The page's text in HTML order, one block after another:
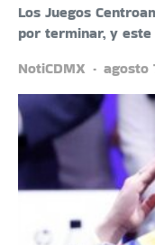
Los Juegos
por terminar, y
NotiCDMX
agosto